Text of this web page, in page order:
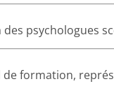
psychologues
formation,